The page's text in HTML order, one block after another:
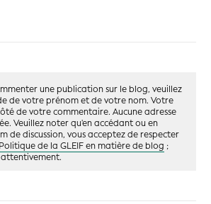
une publication sur le blog, veuillez
de votre prénom et de votre nom. Votre
de votre commentaire. Aucune adresse
Veuillez noter qu'en accédant ou en
de discussion, vous acceptez de respecter
Politique de la GLEIF en matière de blog ;
attentivement.